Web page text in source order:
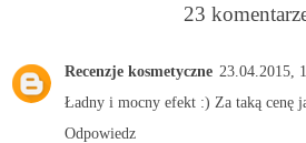
23
Recenzje kosmetyczne 23.04.2015,
Ładny i mocny efekt :) Za taką cenę
Odpowiedz